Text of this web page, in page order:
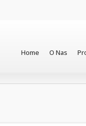
Home O Nas